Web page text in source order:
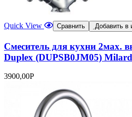
Quick View Сравнить Добавить в
Смеситель для кухни 2мах.
Duplex (DUPSB0JM05)
3900,00Р